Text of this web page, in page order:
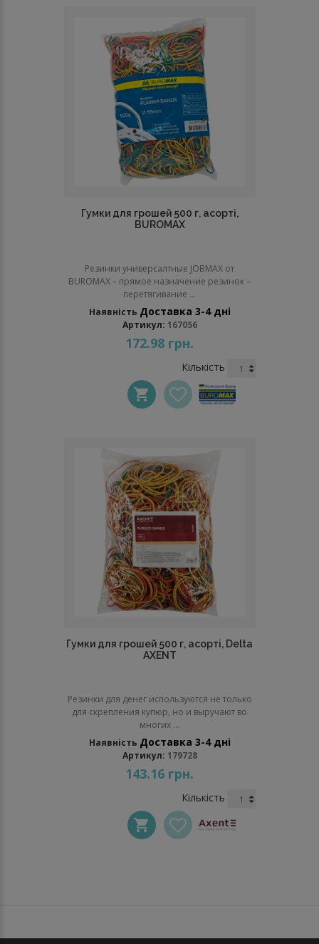
Гумки для грошей 500 г, асорті,
BUROMAX
Резинки универсалтные JOBMAX от
BUROMAX – прямое назначение резинок –
перетягивание ...
Наявність Доставка 3-4 дні
Артикул: 167056
172.98 грн.
Кількість
Гумки для грошей 500 г, асорті, Delta
AXENT
Резинки для денег используются не только
для скрепления купюр, но и выручают во
многих ...
Наявність Доставка 3-4 дні
Артикул: 179728
143.16 грн.
Кількість